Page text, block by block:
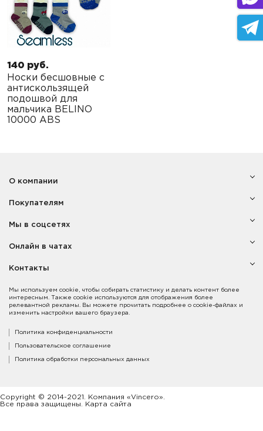
140 руб.
Носки бесшовные с
антискользящей
подошвой для
мальчика BELINO
10000 ABS
Мы используем cookie, чтобы собирать статистику и делать контент более
интересным. Также cookie используются для отображения более
релевантной рекламы. Вы можете прочитать подробнее о cookie-файлах и
изменить настройки вашего браузера.
Политика конфиденциальности
Пользовательское соглашение
Политика обработки персональных данных
Покупателям
О компании
Мы в соцсетях
Онлайн в чатах
Контакты
Copyright © 2014-2021. Компания «Vincero».
Все права защищены. Карта сайта